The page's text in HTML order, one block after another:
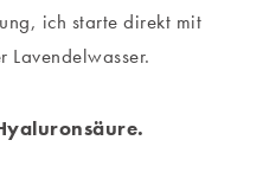
ich starte direkt mit
Lavendelwasser.